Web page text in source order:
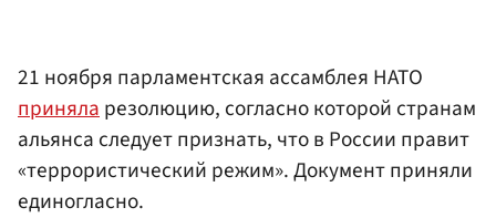
21 ноября парламентская ассамблея НАТО
приняларезолюцию, согласно которой странам
альянса следует признать, что в России правит
«террористический режим». Документ приняли
единогласно.